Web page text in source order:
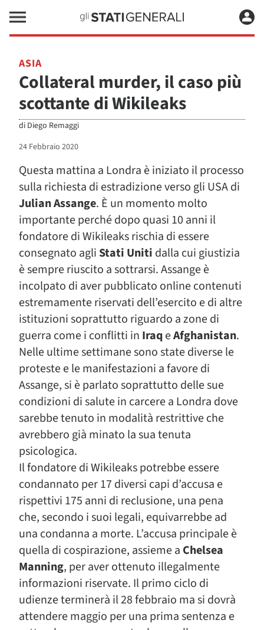
ASIA
Collateral murder, il caso più
scottante di Wikileaks
di Diego Remaggi
24 Febbraio 2020
Questa mattina a Londra è iniziato il processo
sulla richiesta di estradizione verso gli USA di
Julian Assange. È un momento molto
importante perché dopo quasi 10 anni il
fondatore di Wikileaks rischia di essere
consegnato agli Stati Uniti dalla cui giustizia
è sempre riuscito a sottrarsi. Assange è
incolpato di aver pubblicato online contenuti
estremamente riservati dell’esercito e di altre
istituzioni soprattutto riguardo a zone di
guerra come i conflitti in IraqeAfghanistan.
Nelle ultime settimane sono state diverse le
proteste e le manifestazioni a favore di
Assange, si è parlato soprattutto delle sue
condizioni di salute in carcere a Londra dove
sarebbe tenuto in modalità restrittive che
avrebbero già minato la sua tenuta
psicologica.
Il fondatore di Wikileaks potrebbe essere
condannato per 17 diversi capi d’accusa e
rispettivi 175 anni di reclusione, una pena
che, secondo i suoi legali, equivarrebbe ad
una condanna a morte. L’accusa principale è
quella di cospirazione, assieme a Chelsea
Manning, per aver ottenuto illegalmente
informazioni riservate. Il primo ciclo di
udienze terminerà il 28 febbraio ma si dovrà
attendere maggio per una prima sentenza e